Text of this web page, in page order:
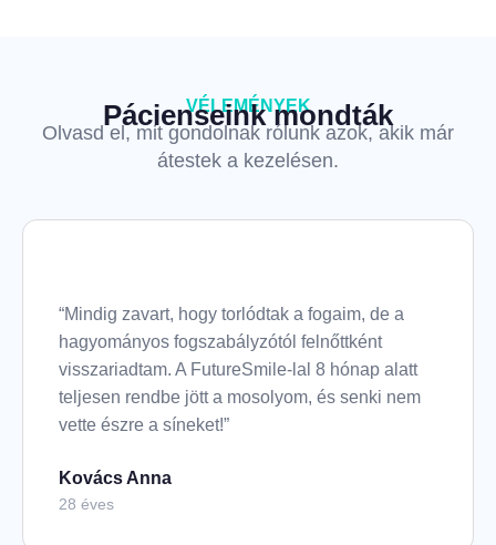
VÉLEMÉNYEK
Pácienseink mondták
Olvasd el, mit gondolnak rólunk azok, akik már
átestek a kezelésen.
“Mindig zavart, hogy torlódtak a fogaim, de a
hagyományos fogszabályzótól felnőttként
visszariadtam. A FutureSmile-lal 8 hónap alatt
teljesen rendbe jött a mosolyom, és senki nem
vette észre a síneket!”
Kovács Anna
28 éves